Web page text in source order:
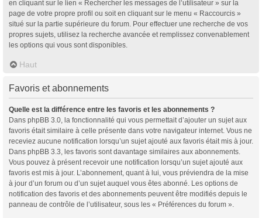
en cliquant sur le lien « Rechercher les messages de l’utilisateur » sur la
page de votre propre profil ou soit en cliquant sur le menu « Raccourcis »
situé sur la partie supérieure du forum. Pour effectuer une recherche de vos
propres sujets, utilisez la recherche avancée et remplissez convenablement
les options qui vous sont disponibles.
Haut
Favoris et abonnements
Quelle est la différence entre les favoris et les abonnements ?
Dans phpBB 3.0, la fonctionnalité qui vous permettait d’ajouter un sujet aux
favoris était similaire à celle présente dans votre navigateur internet. Vous ne
receviez aucune notification lorsqu’un sujet ajouté aux favoris était mis à jour.
Dans phpBB 3.3, les favoris sont davantage similaires aux abonnements.
Vous pouvez à présent recevoir une notification lorsqu’un sujet ajouté aux
favoris est mis à jour. L’abonnement, quant à lui, vous préviendra de la mise
à jour d’un forum ou d’un sujet auquel vous êtes abonné. Les options de
notification des favoris et des abonnements peuvent être modifiés depuis le
panneau de contrôle de l’utilisateur, sous les « Préférences du forum ».